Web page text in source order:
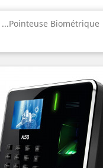
Pointeuse Biométrique...